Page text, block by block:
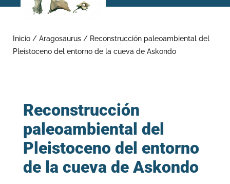
paleoambiental del
Pleistoceno del entorno de
Inicio / Aragosaurus / Reconstrucción paleoambiental del
Pleistoceno del entorno de la cueva de Askondo
Reconstrucción
paleoambiental del
Pleistoceno del entorno
de la cueva de Askondo